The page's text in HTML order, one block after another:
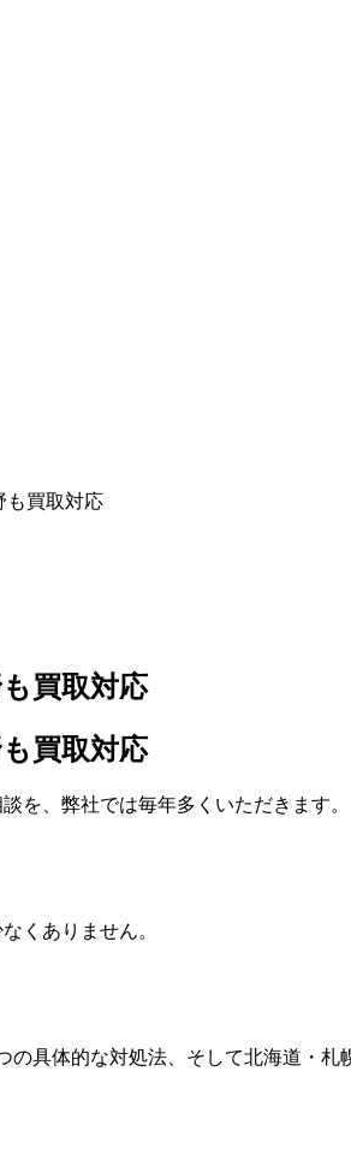
も買取対応
買取対応
買取対応
を、弊社では毎年多くいただきます。
くありません。
具体的な対処法、そして北海道・